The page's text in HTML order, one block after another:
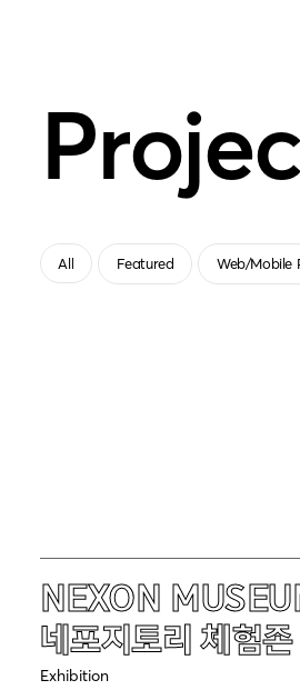
All
All
Featured
Featured
Web/Mobile
Web/Mobile
NEXON
네포지토리 체험존
Exhibition